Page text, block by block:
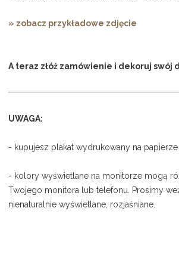
» zobacz przykładowe zdjęcie
A teraz złóż zamówienie i dekoruj swój
UWAGA:
- kupujesz plakat wydrukowany na
- kolory wyświetlane na monitorze mogą
Twojego monitora lub telefonu. Prosimy
nienaturalnie wyświetlane, rozjaśniane.